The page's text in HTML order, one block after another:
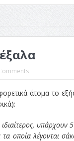
Το νουάρ στον
Κι Όλες Σε Αφορούν
άτομα το
υπάρχουν
οποία λέγονται